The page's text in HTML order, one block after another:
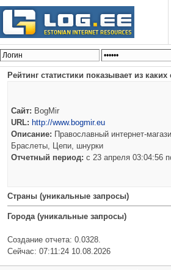
Рейтинг статистики показывает из
Сайт: BogMir
URL: http://www.bogmir.eu
Описание: Православный интернет-
Браслеты, Цепи, шнурки
Отчетный период: c 23 апреля 03:04:56
Страны (уникальные запросы)
Города (уникальные запросы)
Создание отчета: 0.0328.
Сейчас: 07:11:24 10.08.2026